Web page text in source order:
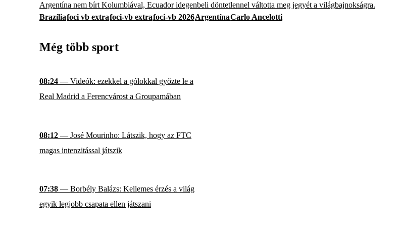
Argentína nem bírt Kolumbiával, Ecuador idegenbeli döntetlennel váltotta meg jegyét a világbajnokságra.
Brazíliafoci vb extrafoci-vb extrafoci-vb 2026ArgentínaCarlo Ancelotti
Még több sport
08:24 — Videók: ezekkel a gólokkal győzte le a
Real Madrid a Ferencvárost a Groupamában
08:12 — José Mourinho: Látszik, hogy az FTC
magas intenzitással játszik
07:38 — Borbély Balázs: Kellemes érzés a világ
egyik legjobb csapata ellen játszani